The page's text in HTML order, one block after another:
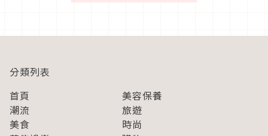
分類列表
首頁
美容保養
潮流
旅遊
美食
時尚